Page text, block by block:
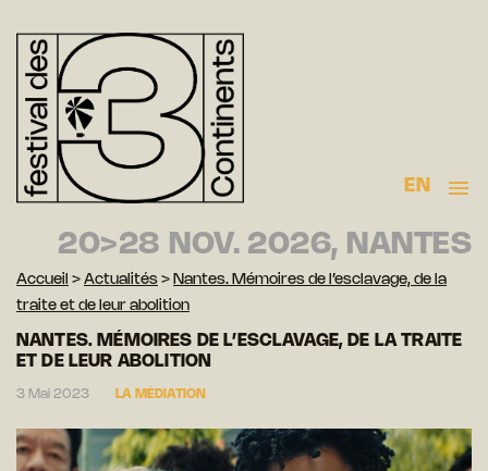
EN
20>28 NOV. 2026, NANTES
Accueil > Actualités > Nantes. Mémoires de l’esclavage, de la
traite et de leur abolition
NANTES. MÉMOIRES DE L’ESCLAVAGE, DE LA TRAITE
ET DE LEUR ABOLITION
3 Mai 2023 LA MÉDIATION